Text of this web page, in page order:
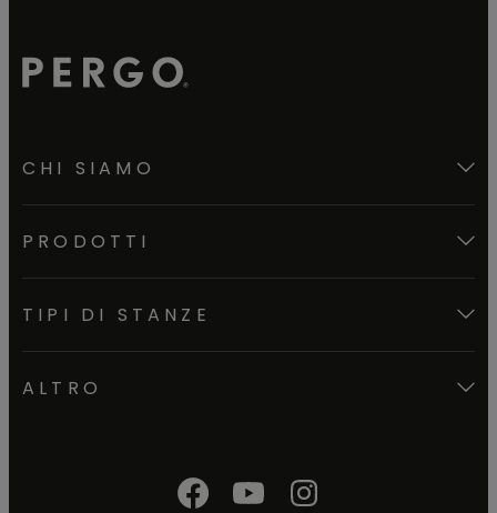
CHI SIAMO
PRODOTTI
TIPI DI STANZE
ALTRO